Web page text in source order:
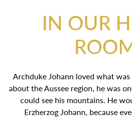
IN OUR
Archduke Johann loved what
about the Aussee region, he was
could see his mountains. He
Erzherzog Johann, because